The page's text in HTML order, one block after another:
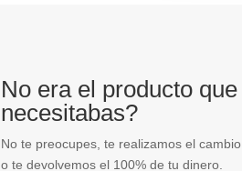
No era el producto que
necesitabas?
No te preocupes, te realizamos el cambio
o te devolvemos el 100% de tu dinero.